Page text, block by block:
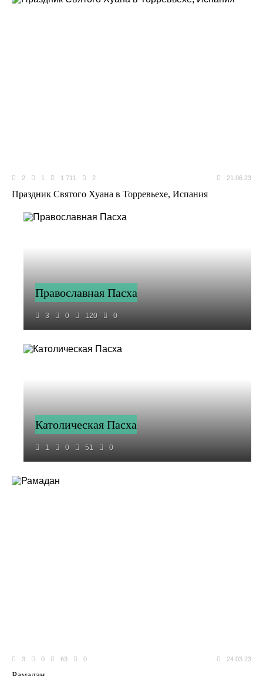
2 1 1 711 2 21.06.23
Праздник Святого Хуана в Торревьехе, Испания
Православная Пасха
3 0 120 0
Католическая Пасха
1 0 51 0
3 0 63 0 24.03.23